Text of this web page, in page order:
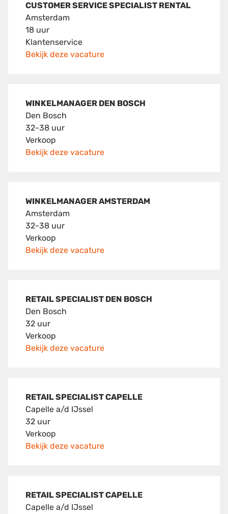
CUSTOMER SERVICE SPECIALIST RENTAL
Amsterdam
18 uur
Klantenservice
Bekijk deze vacature
WINKELMANAGER DEN BOSCH
Den Bosch
32-38 uur
Verkoop
Bekijk deze vacature
WINKELMANAGER AMSTERDAM
Amsterdam
32-38 uur
Verkoop
Bekijk deze vacature
RETAIL SPECIALIST DEN BOSCH
Den Bosch
32 uur
Verkoop
Bekijk deze vacature
RETAIL SPECIALIST CAPELLE
Capelle a/d IJssel
32 uur
Verkoop
Bekijk deze vacature
RETAIL SPECIALIST CAPELLE
Capelle a/d IJssel